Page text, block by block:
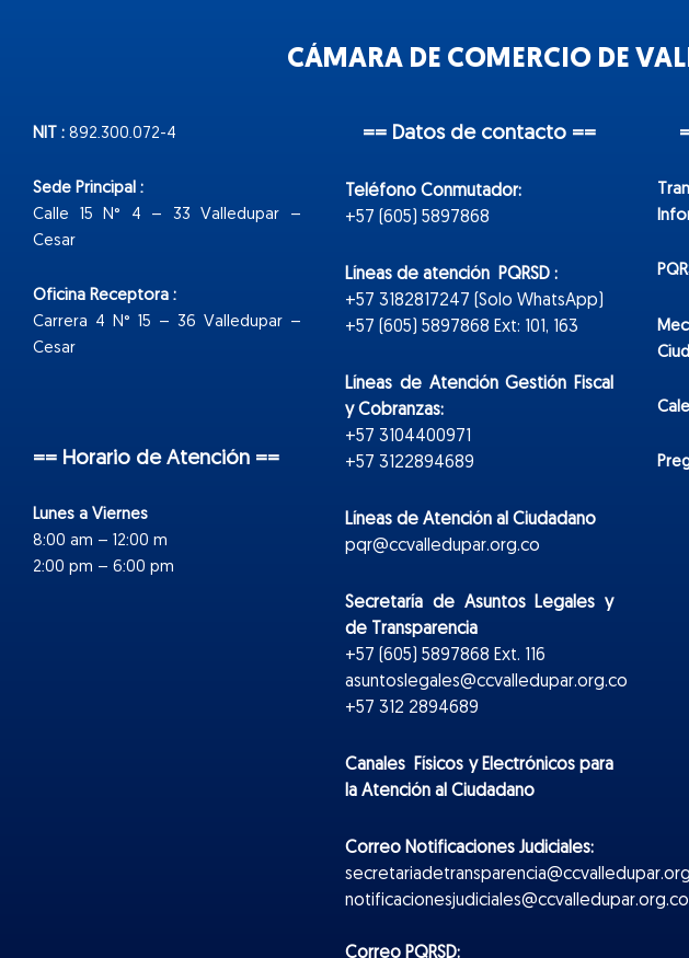
CÁMARA DE COMERCIO DE
NIT : 892.300.072-4
Sede Principal :
Calle 15 N° 4 – 33 Valledupar –
Cesar
Oficina Receptora :
Carrera 4 N° 15 – 36 Valledupar –
Cesar
== Horario de Atención ==
Lunes a Viernes
8:00 am – 12:00 m
2:00 pm – 6:00 pm
== Datos de contacto ==
Teléfono Conmutador:
+57 (605) 5897868
Líneas de atención PQRSD :
+57 3182817247 (Solo WhatsApp)
+57 (605) 5897868 Ext: 101, 163
Líneas de Atención Gestión Fiscal
y Cobranzas:
+57 3104400971
+57 3122894689
Líneas de Atención al Ciudadano
pqr@ccvalledupar.org.co
Secretaría de Asuntos Legales y
de Transparencia
+57 (605) 5897868 Ext. 116
asuntoslegales@ccvalledupar.org.co
+57 312 2894689
Canales Físicos yElectrónicospara
la Atención al Ciudadano
Correo Notificaciones Judiciales:
notificacionesjudiciales@ccvalledupar.org.co
Correo PQRSD: